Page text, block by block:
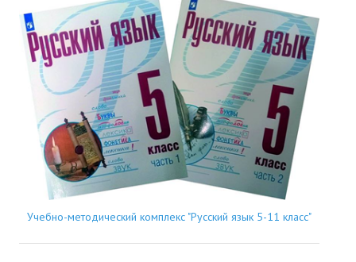
Учебно-методический комплекс "Русский язык 5-11 класс"